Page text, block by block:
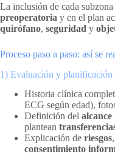
La inclusión de cada subzona
preoperatoria y en el plan
quirófano, seguridad y
Proceso paso a paso: así se
1) Evaluación y planificación
Historia clínica
ECG según edad),
Definición del alcance
plantean
Explicación de riesgos,
consentimiento